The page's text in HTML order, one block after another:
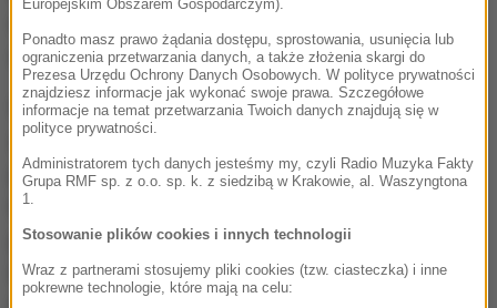
wsparcia lokalnych sił porządkowych.
W niedzielne popołudnie kilka tysięcy radykalnych
zwolenników Jaira Bolsonaro wdarło się do pałacu
prezydenckiego, parlamentu i budynku Sądu
Najwyższego w Brasilii. Zwolennicy byłego
prezydenta podważają legalność wyboru
lewicowego prezydenta Luiza Inacio Luli da Silvy,
Europejskim Obszarem Gospodarczym).
Ponadto masz prawo żądania dostępu, sprostowania, usunięcia lub
ograniczenia przetwarzania danych, a także złożenia skargi do
Prezesa Urzędu Ochrony Danych Osobowych. W polityce prywatności
znajdziesz informacje jak wykonać swoje prawa. Szczegółowe
informacje na temat przetwarzania Twoich danych znajdują się w
polityce prywatności.
Administratorem tych danych jesteśmy my, czyli Radio Muzyka Fakty
Grupa RMF sp. z o.o. sp. k. z siedzibą w Krakowie, al. Waszyngtona
1.
Stosowanie plików cookies i innych technologii
Wraz z partnerami stosujemy pliki cookies (tzw. ciasteczka) i inne
pokrewne technologie, które mają na celu: